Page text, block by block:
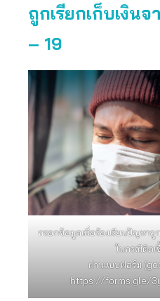
ถูกเรียกเก็บเงิน
– 19
กรอกข้อมูลเพื่อร้องเรียนปัญหาถู
ในกรณีติดเ
ผ่านแบบฟอร์ม
https://forms.gle/